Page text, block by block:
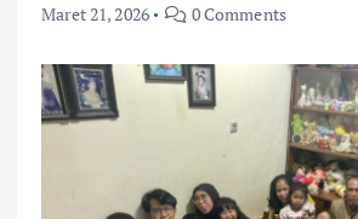
Maret 21, 2026
0 Comments